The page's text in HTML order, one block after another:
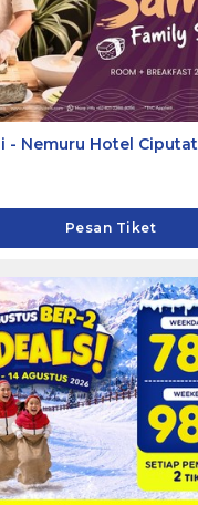
- Nemuru Hotel Ciputat
Pesan Tiket